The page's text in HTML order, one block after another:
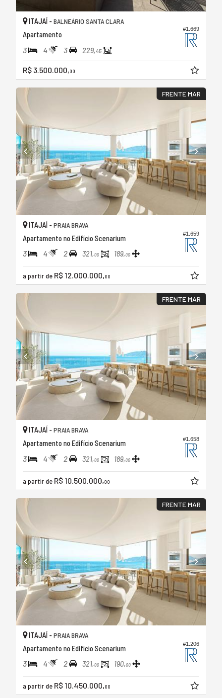
#1.669
ITAJAÍ - BALNEÁRIO SANTA CLARA
Apartamento
3 4 3 229,45
R$ 3.500.000,00
FRENTE MAR
#1.659
ITAJAÍ - PRAIA BRAVA
Apartamento no Edifício Scenarium
3 4 2 321,00 189,00
a partir de R$ 12.000.000,00
FRENTE MAR
#1.658
ITAJAÍ - PRAIA BRAVA
Apartamento no Edifício Scenarium
3 4 2 321,00 189,00
a partir de R$ 10.500.000,00
FRENTE MAR
#1.206
ITAJAÍ - PRAIA BRAVA
Apartamento no Edifício Scenarium
3 4 2 321,00 190,00
a partir de R$ 10.450.000,00